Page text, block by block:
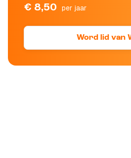
€ 8,50 per jaar
Word lid van